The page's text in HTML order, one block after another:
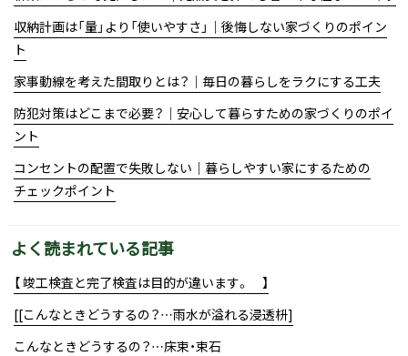
収納計画は「量」より「使いやすさ」｜後悔しない家づくりのポイン
ト
家事動線を考えた間取りとは？｜毎日の暮らしをラクにする工夫
防犯対策はどこまで必要？｜安心して暮らすための家づくりのポイ
ント
コンセントの配置で失敗しない｜暮らしやすい家にするための
チェックポイント
よく読まれている記事
【 竣工検査と完了検査は目的が違います。 】
[[こんなときどうするの？…雨水が溢れる浸透枡]
こんなときどうするの？…床束・束石